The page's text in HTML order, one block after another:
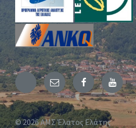
Email Facebook
© 2026 ΑΜΣ Έλατος Ελάτης